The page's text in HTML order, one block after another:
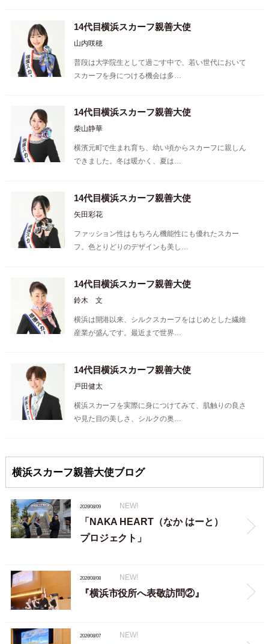
14代目横浜スカーフ親善大使
山内咲穂
普段は大学院生として過ごす中で、若い世代において
スカーフを身につける機会は多…
14代目横浜スカーフ親善大使
柴山静華
横濱元町で生まれ育ち、幼い頃からスカーフに親しん
できました。冬は暖かく、夏は…
14代目横浜スカーフ親善大使
矢田彩花
ファッション性はもちろん機能性にも優れたスカー
フ。色とりどりのデザインも美し…
14代目横浜スカーフ親善大使
鈴木 文
横浜は開港以来、シルクスカーフをはじめとした繊維
産業が盛んです。最近まで世界…
14代目横浜スカーフ親善大使
戸田健太
横浜スカーフを実際に身につけてみて、肌触りの良さ
や見た目の美しさ、シルクの奥…
横浜スカーフ親善大使ブログ
2026/08/09 NEW!
「NAKA HEART（なか はーと）
プロジェクト」
2026/08/08 NEW!
『横浜市役所へ表敬訪問②』
2026/08/07 NEW!